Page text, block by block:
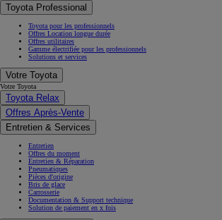
Toyota Professional
Toyota pour les professionnels
Offres Location longue durée
Offres utilitaires
Gamme électrifiée pour les professionnels
Solutions et services
Votre Toyota
Votre Toyota
Toyota Relax
Offres Après-Vente
Entretien & Services
Entretien
Offres du moment
Entretien & Réparation
Pneumatiques
Pièces d'origine
Bris de glace
Carrosserie
Documentation & Support technique
Solution de paiement en x fois